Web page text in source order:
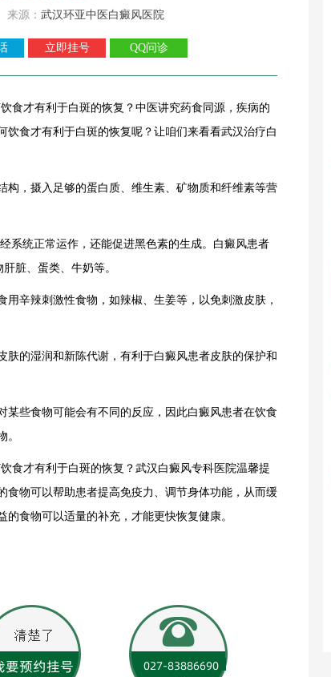
源： 武汉环亚中医白癜风医院
立即挂号 QQ问诊
食才有利于白斑的恢复？中医讲究药食同源，疾病的
食才有利于白斑的恢复呢？让咱们来看看武汉治疗白
，摄入足够的蛋白质、维生素、矿物质和纤维素等营
统正常运作，还能促进黑色素的生成。白癜风患者
脏、蛋类、牛奶等。
辛辣刺激性食物，如辣椒、生姜等，以免刺激皮肤，
的湿润和新陈代谢，有利于白癜风患者皮肤的保护和
些食物可能会有不同的反应，因此白癜风患者在饮食
。
才有利于白斑的恢复？武汉白癜风专科医院温馨提
食物可以帮助患者提高免疫力、调节身体功能，从而缓
食物可以适量的补充，才能更快恢复健康。